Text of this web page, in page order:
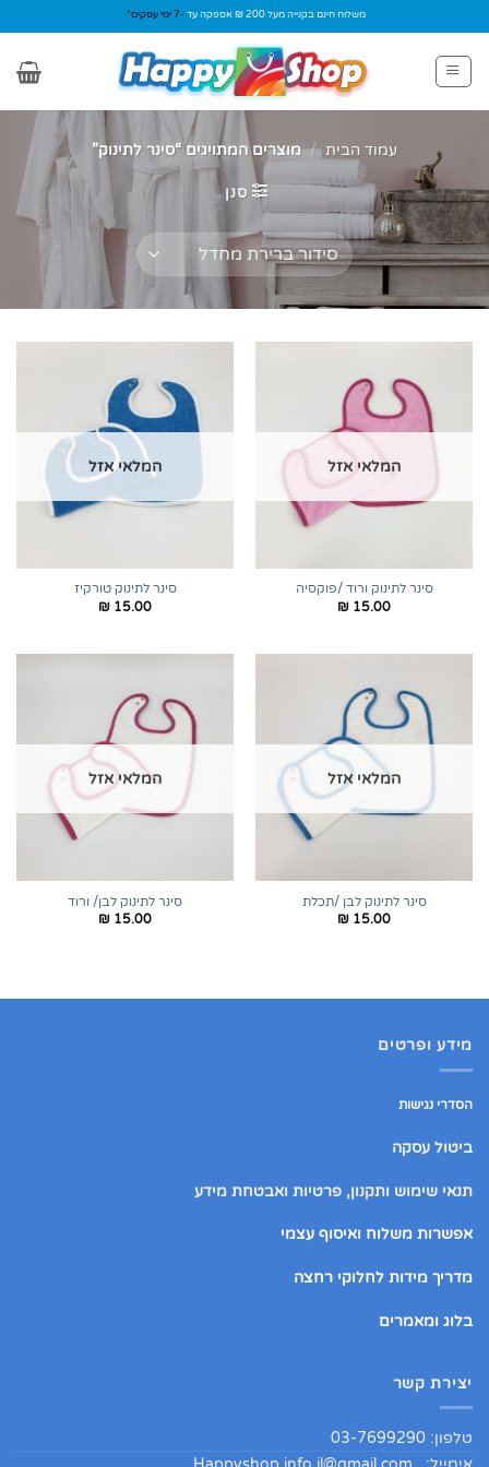
to
content
משלוח חינם בקנייה מעל 200 ₪ אספקה עד -7 ימי עסקים*
עמוד הבית / מוצרים המתויגים “סינר לתינוק”
סנן
המלאי אזל
סינר לתינוק ורוד /פוקסיה
₪ 15.00
המלאי אזל
סינר לתינוק טורקיז
₪ 15.00
המלאי אזל
סינר לתינוק לבן /תכלת
₪ 15.00
המלאי אזל
סינר לתינוק לבן/ ורוד
₪ 15.00
מידע ופרטים
הסדרי נגישות
ביטול עסקה
תנאי שימוש ותקנון, פרטיות ואבטחת מידע
אפשרות משלוח ואיסוף עצמי
מדריך מידות לחלוקי רחצה
בלוג ומאמרים
יצירת קשר
טלפון: 03-7699290